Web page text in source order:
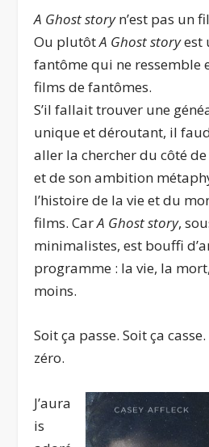
A Ghost storyn’est pas un
Ou plutôtA Ghost storyest
fantôme qui ne ressemble
films de fantômes.
S’il fallait trouver une
unique et déroutant, il
aller la chercher du côté
et de son ambition
l’histoire de la vie et du
films. CarA Ghost story,
minimalistes, est bouffi
programme : la vie, la
moins.
Soit ça passe. Soit ça
zéro.
J’aura
is